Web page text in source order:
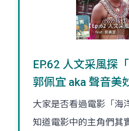
EP.62 人文采風探
郭佩宜 aka 聲音美
大家是否看過電影「海
知道電影中的主角們其